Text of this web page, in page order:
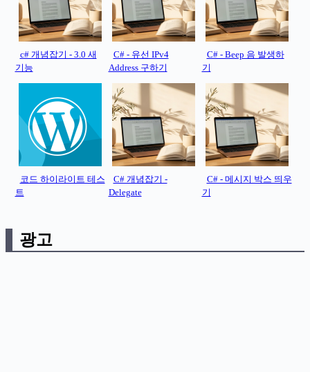
c# 개념잡기 - 3.0 새
기능
C# - 유선 IPv4
Address 구하기
C# - Beep 음 발생하
기
코드 하이라이트 테스
트
C# 개념잡기 -
Delegate
C# - 메시지 박스 띄우
기
광고